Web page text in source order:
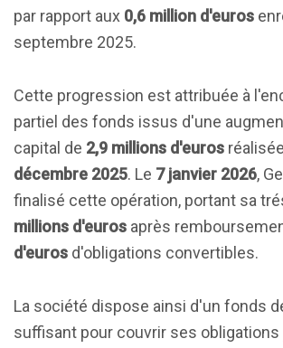
par rapport aux 0,6 million d'euros
septembre 2025.
Cette progression est attribuée à
partiel des fonds issus d'une
capital de 2,9 millions d'euros
décembre 2025. Le 7 janvier 2026,
finalisé cette opération, portant sa
millions d'euros après
d'euros d'obligations convertibles.
La société dispose ainsi d'un fonds
suffisant pour couvrir ses